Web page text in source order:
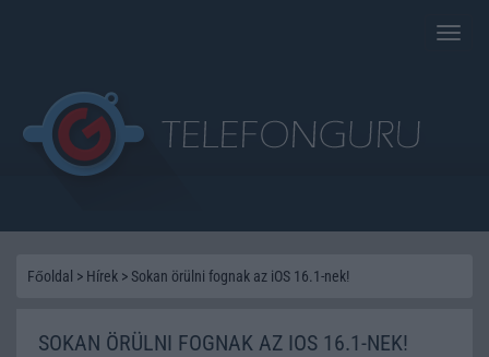
Toggle
Főoldal > Hírek > Sokan örülni fognak az iOS 16.1-nek!
SOKAN ÖRÜLNI FOGNAK AZ IOS 16.1-NEK!